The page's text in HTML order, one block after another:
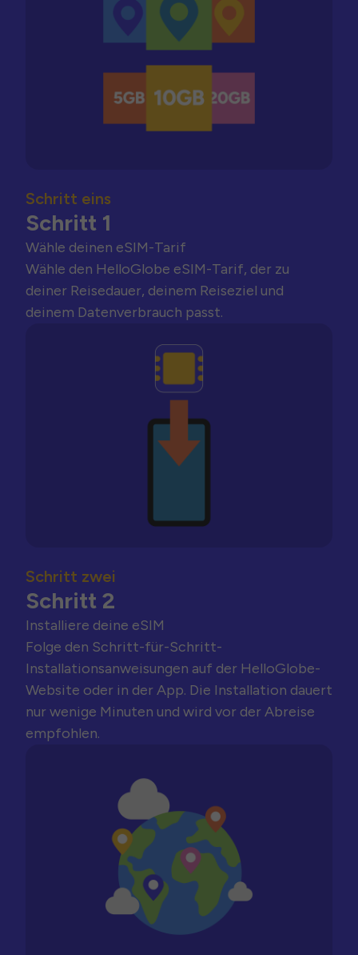
Schritt eins
Schritt 1
Wähle deinen eSIM-Tarif
Wähle den HelloGlobe eSIM-Tarif, der zu
deiner Reisedauer, deinem Reiseziel und
deinem Datenverbrauch passt.
Schritt zwei
Schritt 2
Installiere deine eSIM
Folge den Schritt-für-Schritt-
Installationsanweisungen auf der HelloGlobe-
Website oder in der App. Die Installation dauert
nur wenige Minuten und wird vor der Abreise
empfohlen.